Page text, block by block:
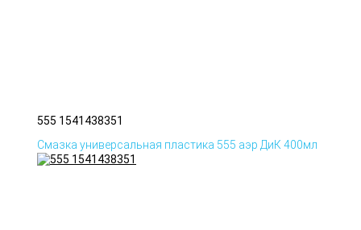
555 1541438351
Смазка универсальная пластика 555 аэр ДиК 400мл